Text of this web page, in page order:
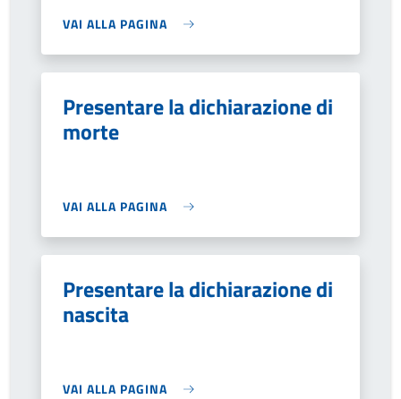
VAI ALLA PAGINA
Presentare la dichiarazione di
morte
VAI ALLA PAGINA
Presentare la dichiarazione di
nascita
VAI ALLA PAGINA